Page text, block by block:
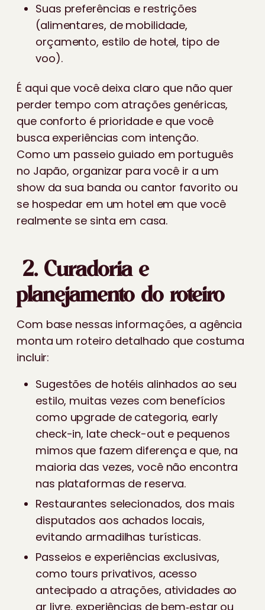
Suas preferências e restrições
(alimentares, de mobilidade,
orçamento, estilo de hotel, tipo de
voo).
É aqui que você deixa claro que não quer
perder tempo com atrações genéricas,
que conforto é prioridade e que você
busca experiências com intenção.
Como um passeio guiado em português
no Japão, organizar para você ir a um
show da sua banda ou cantor favorito ou
se hospedar em um hotel em que você
realmente se sinta em casa.
2. Curadoria e
planejamento do roteiro
Com base nessas informações, a agência
monta um roteiro detalhado que costuma
incluir:
Sugestões de hotéis alinhados ao seu
estilo, muitas vezes com benefícios
como upgrade de categoria, early
check-in, late check-out e pequenos
mimos que fazem diferença e que, na
maioria das vezes, você não encontra
nas plataformas de reserva.
Restaurantes selecionados, dos mais
disputados aos achados locais,
evitando armadilhas turísticas.
Passeios e experiências exclusivas,
como tours privativos, acesso
antecipado a atrações, atividades ao
ar livre, experiências de bem‑estar ou